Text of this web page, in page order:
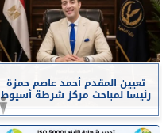
تعيين المقدم أحمد عاصم حمزة
رئيسا لمباحث مركز شرطة أسيوط